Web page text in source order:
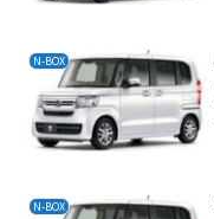
N-BOX
N-BOX